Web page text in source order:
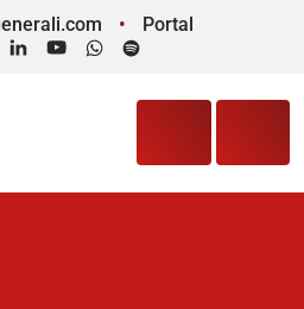
Portal
LinkedInYouTubeWhatsApp
Spotify